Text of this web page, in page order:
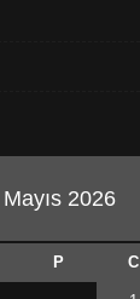
Mayıs 2026
P C